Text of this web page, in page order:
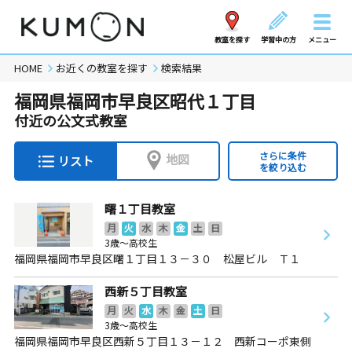
教室を探す 学習中の方 メニュー
HOME お近くの教室を探す 検索結果
福岡県福岡市早良区昭代１丁目
付近の公文式教室
リスト 地図
さらに条件
を絞り込む
曙１丁目教室
月 火 水 木 金 土
日
3歳～高校生
福岡県福岡市早良区曙１丁目１３－３０ 松屋ビル Ｔ１
西新５丁目教室
月 火 水 木 金 土
日
3歳～高校生
福岡県福岡市早良区西新５丁目１３－１２ 西新コーポ東側